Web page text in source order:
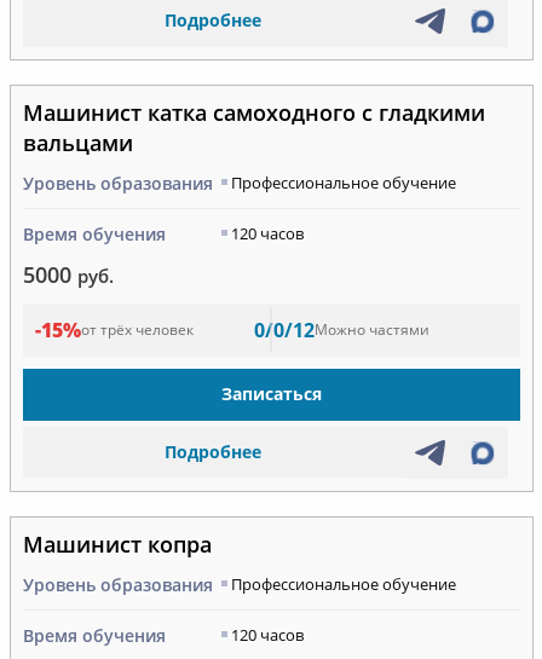
Подробнее
Машинист катка самоходного с гладкими
вальцами
Уровень образования Профессиональное обучение
Время обучения 120 часов
5000 руб.
-15%от трёх человек 0/0/12Можно частями
Записаться
Подробнее
Машинист копра
Уровень образования Профессиональное обучение
Время обучения 120 часов